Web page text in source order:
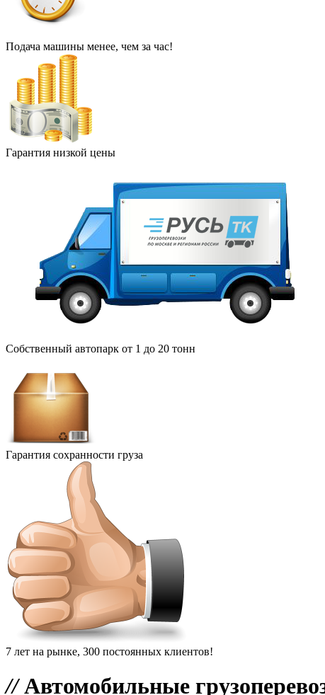
Подача машины менее, чем за час!
Гарантия низкой цены
Собственный автопарк от 1 до 20 тонн
Гарантия сохранности груза
7 лет на рынке, 300 постоянных клиентов!
//Автомобильные